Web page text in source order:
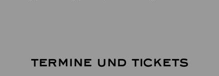
TERMINE UND TICKETS